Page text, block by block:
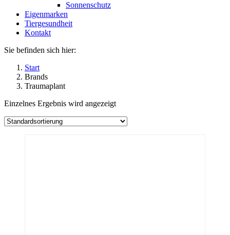
Sonnenschutz
Eigenmarken
Tiergesundheit
Kontakt
Sie befinden sich hier:
Start
Brands
Traumaplant
Einzelnes Ergebnis wird angezeigt